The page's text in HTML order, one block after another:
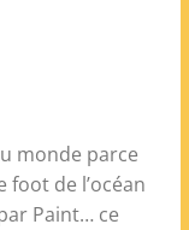
monde parce
de l’océan
Paint… ce